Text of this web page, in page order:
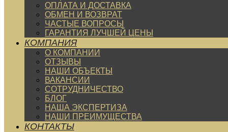
ОПЛАТА И ДОСТАВКА
ОБМЕН И ВОЗВРАТ
ЧАСТЫЕ ВОПРОСЫ
ГАРАНТИЯ ЛУЧШЕЙ ЦЕНЫ
КОМПАНИЯ
О КОМПАНИИ
ОТЗЫВЫ
НАШИ ОБЪЕКТЫ
ВАКАНСИИ
СОТРУДНИЧЕСТВО
БЛОГ
НАША ЭКСПЕРТИЗА
НАШИ ПРЕИМУЩЕСТВА
КОНТАКТЫ